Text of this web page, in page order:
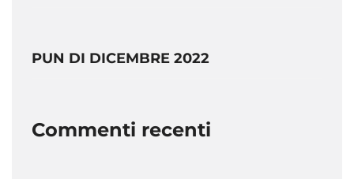
PUN DI DICEMBRE 2022
Commenti recenti